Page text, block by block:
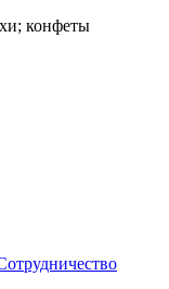
конфеты